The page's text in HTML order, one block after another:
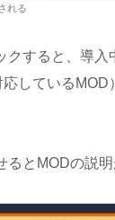
れる
クすると、導入
しているMOD
るとMODの説明